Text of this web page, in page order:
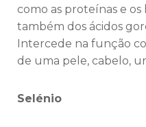
como as proteínas e
também dos ácidos
Intercede na função
de uma pele, cabelo,
Selénio